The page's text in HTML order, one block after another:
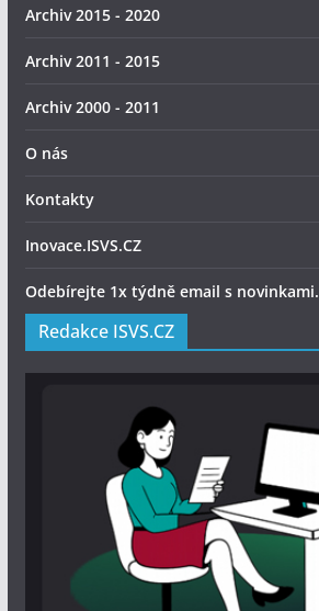
Archiv 2015 - 2020
Archiv 2011 - 2015
Archiv 2000 - 2011
O nás
Kontakty
Inovace.ISVS.CZ
Odebírejte 1x týdně email s novinkami.
Redakce ISVS.CZ